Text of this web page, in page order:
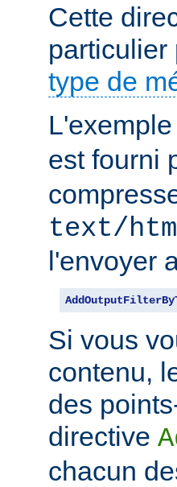
Cette
particulier
type de
est fourni
text/
l'envoyer
Si vous
contenu,
des
directive
chacun